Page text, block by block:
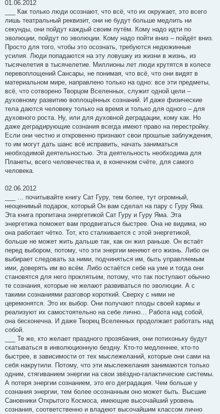
01.06.2012
___ Как только люди осознают, что всё, что их окружает, это всего
лишь театральный реквизит, они не будут больше медлить ни
секунды, они пойдут каждый своим путём. Кому надо идти по
эволюции, пойдут по эволюции. Кому надо пойти вниз – пойдёт вниз.
Просто для того, чтобы это осознать, требуются недюжинные
усилия. Люди попадаются на эту ловушку из жизни в жизнь, из
тысячелетия в тысячелетие. Миллионы лет люди крутятся в колесе
перевоплощений Сансары, не понимая, что всё, что они видят в
материальном мире, направлено только на одно: все эти предметы,
всё, что сотворено Творцом Вселенных, служит одной цели –
духовному развитию воплощённых сознаний. И даже физические
тела даются человеку только на время и только для одного – для
духовного роста. Ну, или для духовной деградации, кому как. Но
даже деградирующие сознания всегда имеют право на перестройку.
Если они честно и откровенно признают свои прошлые заблуждения,
то им могут дать шанс всё исправить, начать заниматься
необходимой деятельностью. Эта деятельность необходима для
Планеты, всего человечества и, в конечном счёте, для самого
человека.
02.06.2012
___ … почитывайте книгу Сат Гуру, тем более, тут огромный,
неоценимый подарок, который Он вам сделал на пару с Гуру Яма.
Эта книга пропитана энергетикой Сат Гуру и Гуру Яма. Эта
энергетика поможет вам продвигаться быстрее. Она не видима, но
она работает чётко. Тот, кто сталкивается с этой энергетикой,
больше не может жить дальше так, как он жил раньше. Он встаёт
перед выбором, потому, что эти энергии меняют его жизнь. Либо он
выбирает следовать за ними, подчиняться им, быть управляемым
ими, доверять им во всём. Либо остаётся себе на уме и тогда они
становятся для него проклятьем, потому, что так поступают обычно
те сознания, которые не желают развиваться по эволюции. А с
такими сознаниями разговор короткий. Сверху с ними не
церемонятся. Это их выбор. Они получают плоды своей кармы и
реализуют их самостоятельно на себе лично… Работа над собой,
она бесконечна. И даже Творец Вселенных продолжает работать над
собой.
___ Те же, кто желает праздного прозябания, они потихоньку будут
скатываться в инволюционную бездну. Кто-то медленнее, кто-то
быстрее, в зависимости от тех мыслежеланий, которые они сами на
себя накрутили. Потому, что эти мыслежелания занимаются только
одним, стягиванием энергии на свои звёздно-галактические системы.
А потеря энергии сознанием, это его деградация. Чем больше у
сознания энергии, тем более осознанным оно может быть. Высшие
Сановники Открытого Космоса, имеющие высочайший уровень
сознания, соответственно и владеют высочайшим классом лично